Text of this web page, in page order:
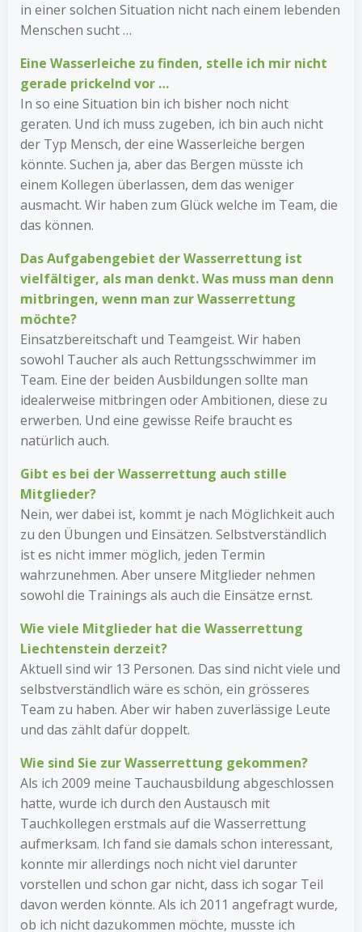
in einer solchen Situation nicht nach einem lebenden
Menschen sucht …
Eine Wasserleiche zu finden, stelle ich mir nicht
gerade ­prickelnd vor …
In so eine Situation bin ich bisher noch nicht
geraten. Und ich muss zugeben, ich bin auch nicht
der Typ Mensch, der eine Wasserleiche bergen
könnte. Suchen ja, aber das Bergen müsste ich
einem Kollegen überlassen, dem das weniger
ausmacht. Wir haben zum Glück welche im Team, die
das können.
Das Aufgabengebiet der Wasserrettung ist
vielfältiger, als man denkt. Was muss man denn
mitbringen, wenn man zur Wasserrettung
möchte?
Einsatzbereitschaft und Teamgeist. Wir haben
sowohl Taucher als auch Rettungsschwimmer im
Team. Eine der beiden Ausbildungen sollte man
idealerweise mitbringen oder Ambitionen, diese zu
erwerben. Und eine gewisse Reife braucht es
natürlich auch.
Gibt es bei der Wasserrettung auch stille
Mitglieder?
Nein, wer dabei ist, kommt je nach Möglichkeit auch
zu den Übungen und Einsätzen. Selbstverständlich
ist es nicht immer möglich, jeden Termin
wahrzunehmen. Aber unsere Mitglieder nehmen
sowohl die Trainings als auch die Einsätze ernst.
Wie viele Mitglieder hat die Wasserrettung
Liechtenstein derzeit?
Aktuell sind wir 13 Personen. Das sind nicht viele und
selbstverständlich wäre es schön, ein grösseres
Team zu haben. Aber wir haben zuverlässige Leute
und das zählt dafür doppelt.
Wie sind Sie zur Wasserrettung gekommen?
Als ich 2009 meine Tauchausbildung abgeschlossen
hatte, wurde ich durch den Austausch mit
Tauchkollegen erstmals auf die Wasserrettung
aufmerksam. Ich fand sie damals schon interessant,
konnte mir allerdings noch nicht viel darunter
vorstellen und schon gar nicht, dass ich sogar Teil
davon werden könnte. Als ich 2011 angefragt wurde,
ob ich nicht dazukommen möchte, musste ich